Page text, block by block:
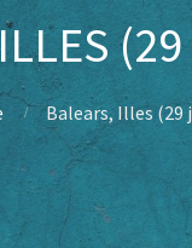
Balears, Illes (29